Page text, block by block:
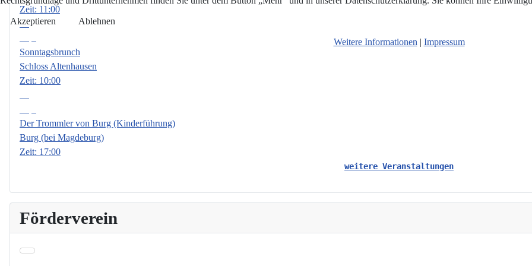
Zeit: 11:00
13
Sonntagsbrunch
Schloss Altenhausen
Zeit: 10:00
Der Trommler von Burg (Kinderführung)
Burg (bei Magdeburg)
Zeit: 17:00
weitere Veranstaltungen
Förderverein
Akzeptieren Ablehnen
Weitere Informationen | Impressum